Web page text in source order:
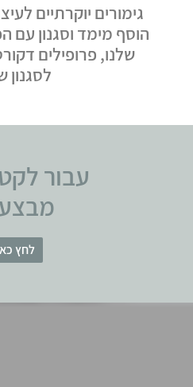
גימורים יוקרתיים
הוסף מימד וסגנון עם
שלנו, פרופילים
לסגנון
עבור
לחץ